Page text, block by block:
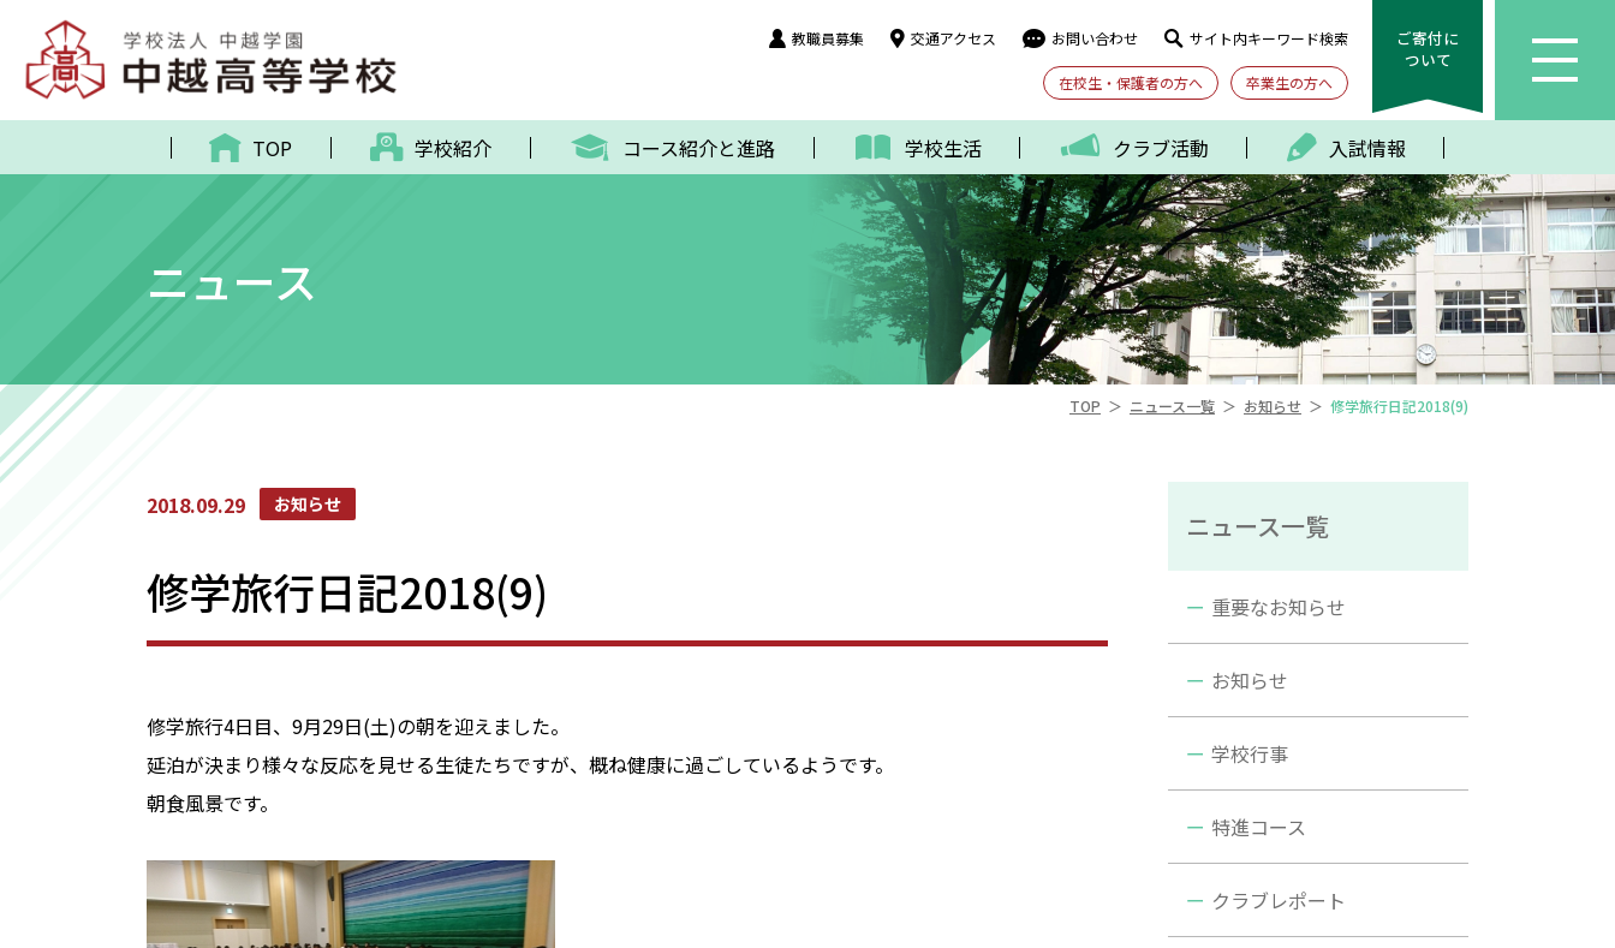
教職員募集 交通アクセス お問い合わせ サイト内キーワード検索
在校生・保護者の方へ 卒業生の方へ
ご寄付に
ついて
TOP 学校紹介 コース紹介と進路 学校生活 クラブ活動 入試情報
ニュース
TOP ＞ ニュース一覧 ＞ お知らせ ＞ 修学旅行日記2018(9)
2018.09.29 お知らせ
修学旅行日記2018(9)
修学旅行4日目、9月29日(土)の朝を迎えました。
延泊が決まり様々な反応を見せる生徒たちですが、概ね健康に過ごしているようです。
朝食風景です。
ニュース一覧
重要なお知らせ
お知らせ
学校行事
特進コース
クラブレポート